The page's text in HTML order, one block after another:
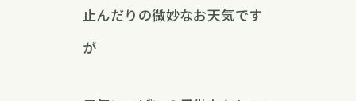
止んだりの微妙なお天気です
が